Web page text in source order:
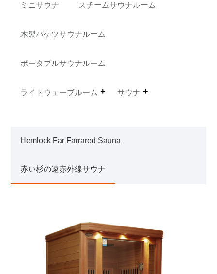
ミニサウナ スチームサウナルーム
木製バケツサウナルーム
ポータブルサウナルーム
ライトウェーブルーム サウナ
Hemlock Far Farrared Sauna
赤い杉の遠赤外線サウナ